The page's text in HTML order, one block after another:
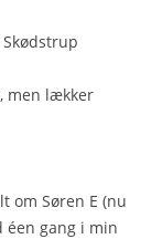
men lækker
om Søren E (nu
éen gang i min